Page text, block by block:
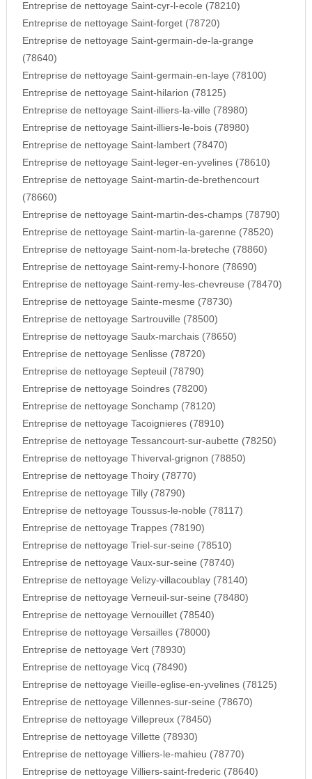
Entreprise de nettoyage Saint-cyr-l-ecole (78210)
Entreprise de nettoyage Saint-forget (78720)
Entreprise de nettoyage Saint-germain-de-la-grange
(78640)
Entreprise de nettoyage Saint-germain-en-laye (78100)
Entreprise de nettoyage Saint-hilarion (78125)
Entreprise de nettoyage Saint-illiers-la-ville (78980)
Entreprise de nettoyage Saint-illiers-le-bois (78980)
Entreprise de nettoyage Saint-lambert (78470)
Entreprise de nettoyage Saint-leger-en-yvelines (78610)
Entreprise de nettoyage Saint-martin-de-brethencourt
(78660)
Entreprise de nettoyage Saint-martin-des-champs (78790)
Entreprise de nettoyage Saint-martin-la-garenne (78520)
Entreprise de nettoyage Saint-nom-la-breteche (78860)
Entreprise de nettoyage Saint-remy-l-honore (78690)
Entreprise de nettoyage Saint-remy-les-chevreuse (78470)
Entreprise de nettoyage Sainte-mesme (78730)
Entreprise de nettoyage Sartrouville (78500)
Entreprise de nettoyage Saulx-marchais (78650)
Entreprise de nettoyage Senlisse (78720)
Entreprise de nettoyage Septeuil (78790)
Entreprise de nettoyage Soindres (78200)
Entreprise de nettoyage Sonchamp (78120)
Entreprise de nettoyage Tacoignieres (78910)
Entreprise de nettoyage Tessancourt-sur-aubette (78250)
Entreprise de nettoyage Thiverval-grignon (78850)
Entreprise de nettoyage Thoiry (78770)
Entreprise de nettoyage Tilly (78790)
Entreprise de nettoyage Toussus-le-noble (78117)
Entreprise de nettoyage Trappes (78190)
Entreprise de nettoyage Triel-sur-seine (78510)
Entreprise de nettoyage Vaux-sur-seine (78740)
Entreprise de nettoyage Velizy-villacoublay (78140)
Entreprise de nettoyage Verneuil-sur-seine (78480)
Entreprise de nettoyage Vernouillet (78540)
Entreprise de nettoyage Versailles (78000)
Entreprise de nettoyage Vert (78930)
Entreprise de nettoyage Vicq (78490)
Entreprise de nettoyage Vieille-eglise-en-yvelines (78125)
Entreprise de nettoyage Villennes-sur-seine (78670)
Entreprise de nettoyage Villepreux (78450)
Entreprise de nettoyage Villette (78930)
Entreprise de nettoyage Villiers-le-mahieu (78770)
Entreprise de nettoyage Villiers-saint-frederic (78640)